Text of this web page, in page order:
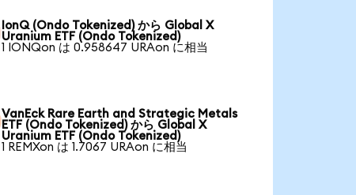
IonQ (Ondo Tokenized) から Global X
Uranium ETF (Ondo Tokenized)
1 IONQon は 0.958647 URAon に相当
VanEck Rare Earth and Strategic Metals
ETF (Ondo Tokenized) から Global X
Uranium ETF (Ondo Tokenized)
1 REMXon は 1.7067 URAon に相当